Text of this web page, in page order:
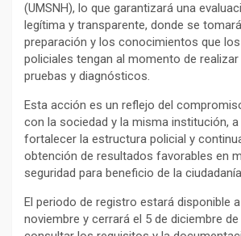
(UMSNH), lo que garantizará una
legítima y transparente, donde se
preparación y los conocimientos que
policiales tengan al momento de
pruebas y diagnósticos.
Esta acción es un reflejo del
con la sociedad y la misma institución,
fortalecer la estructura policial y
obtención de resultados favorables en
seguridad para beneficio de la
El periodo de registro estará disponible
noviembre y cerrará el 5 de diciembre de